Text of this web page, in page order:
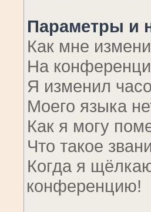
Параметры и
Как мне
На
Я изменил
Моего языка
Как я могу
Что такое
Когда я
конференцию!